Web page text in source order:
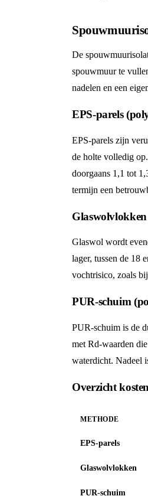
De
spouwmuur te
nadelen en een
EPS-parels
EPS-parels zijn
de holte volledig
doorgaans 1,1 tot
termijn een
Glaswolvlokken
Glaswol wordt
lager, tussen de 18
vochtrisico, zoals
PUR-schuim
PUR-schuim is de
met Rd-waarden
waterdicht. Nadeel
Overzicht
METHODE
EPS-parels
Glaswolvlokken
PUR-schuim